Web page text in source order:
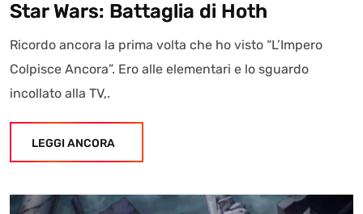
Star Wars: Battaglia di Hoth
Ricordo ancora la prima volta che ho visto “L’Impero
Colpisce Ancora”. Ero alle elementari e lo sguardo
incollato alla TV,.
LEGGI ANCORA